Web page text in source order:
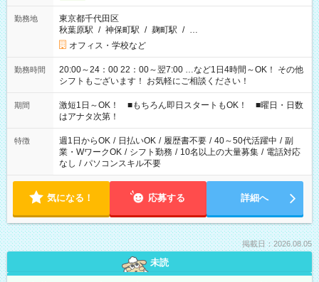
勤務地
東京都千代田区
秋葉原駅 / 神保町駅 / 麹町駅 / …
オフィス・学校など
勤務時間
20:00～24：00 22：00～翌7:00 …など1日4時間～OK！ その他
シフトもございます！ お気軽にご相談ください！
期間
激短1日～OK！ ■もちろん即日スタートもOK！ ■曜日・日数
はアナタ次第！
特徴 週1日からOK / 日払いOK / 履歴書不要 / 40～50代活躍中 / 副
業・WワークOK / シフト勤務 / 10名以上の大量募集 / 電話対応
なし / パソコンスキル不要
気になる！ 応募する 詳細へ
掲載日：2026.08.05
未読